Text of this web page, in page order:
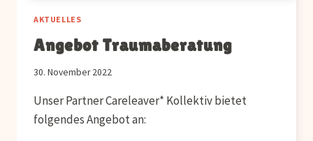
AKTUELLES
Angebot Traumaberatung
30. November 2022
Unser Partner Careleaver* Kollektiv bietet
folgendes Angebot an: